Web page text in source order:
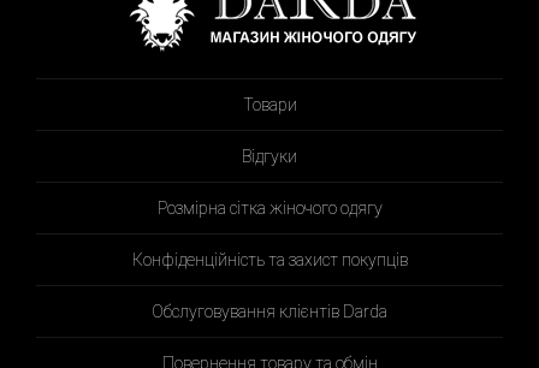
Товари
Відгуки
Розмірна сітка жіночого одягу
Конфіденційність та захист покупців
Обслуговування клієнтів Darda
Повернення товару та обмін